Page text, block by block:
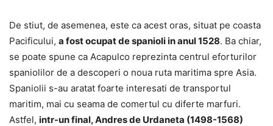
De stiut, de asemenea, este ca acest oras, situat pe coasta
Pacificului, a fost ocupat de spanioli in anul 1528. Ba chiar,
se poate spune ca Acapulco reprezinta centrul eforturilor
spaniolilor de a descoperi o noua ruta maritima spre Asia.
Spaniolii s-au aratat foarte interesati de transportul
maritim, mai cu seama de comertul cu diferte marfuri.
Astfel, intr-un final, Andres de Urdaneta (1498-1568)